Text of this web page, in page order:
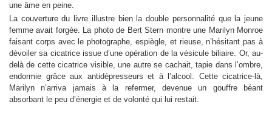
une âme en peine.
La couverture du livre illustre bien la double personnalité que la jeune
femme avait forgée. La photo de Bert Stern montre une Marilyn Monroe
faisant corps avec le photographe, espiègle, et rieuse, n’hésitant pas à
dévoiler sa cicatrice issue d’une opération de la vésicule biliaire. Or, au-
delà de cette cicatrice visible, une autre se cachait, tapie dans l’ombre,
endormie grâce aux antidépresseurs et à l’alcool. Cette cicatrice-là,
Marilyn n’arriva jamais à la refermer, devenue un gouffre béant
absorbant le peu d’énergie et de volonté qui lui restait.